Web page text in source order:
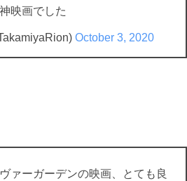
映画でした
October 3, 2020
ァーガーデンの映画、とても良